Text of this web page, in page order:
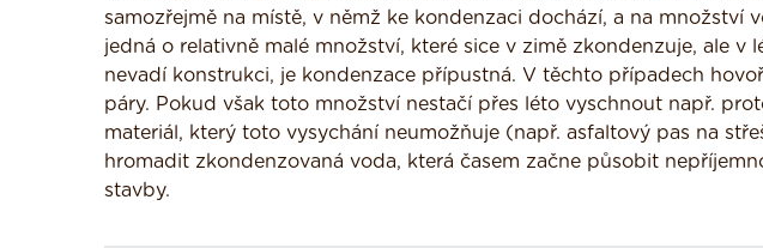
samozřejmě na místě, v němž ke kondenzaci dochází, a na množství
jedná o relativně malé množství, které sice v zimě zkondenzuje, ale v
nevadí konstrukci, je kondenzace přípustná. V těchto případech
páry. Pokud však toto množství nestačí přes léto vyschnout např.
materiál, který toto vysychání neumožňuje (např. asfaltový pas na
hromadit zkondenzovaná voda, která časem začne působit
stavby.